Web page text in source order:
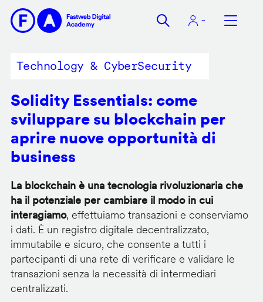
contenuto
Technology & CyberSecurity
Solidity Essentials: come
sviluppare su blockchain per
aprire nuove opportunità di
business
La blockchain è una tecnologia rivoluzionaria che
ha il potenziale per cambiare il modo in cui
interagiamo, effettuiamo transazioni e conserviamo
i dati. È un registro digitale decentralizzato,
immutabile e sicuro, che consente a tutti i
partecipanti di una rete di verificare e validare le
transazioni senza la necessità di intermediari
centralizzati.